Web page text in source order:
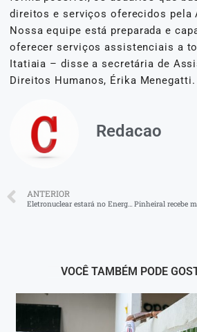
direitos e serviços oferecidos pela
Nossa equipe está preparada e
oferecer serviços assistenciais a
Itatiaia – disse a secretária de
Direitos Humanos, Érika Menegatti.
Redacao
ANTERIOR
Eletronuclear estará no Energy Summit 2025
VOCÊ TAMBÉM PODE